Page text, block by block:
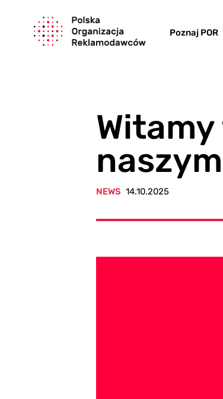
Poznaj POR
Witamy
NEWS 14.10.2025